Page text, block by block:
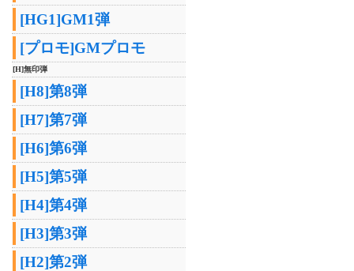
[HG1]GM1弾
[プロモ]GMプロモ
[H]無印弾
[H8]第8弾
[H7]第7弾
[H6]第6弾
[H5]第5弾
[H4]第4弾
[H3]第3弾
[H2]第2弾